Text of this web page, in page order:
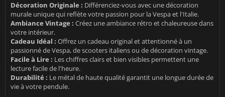
Décoration Originale : Différenciez-vous avec une décoration
murale unique qui reflète votre passion pour la Vespa et l'Italie.
Ambiance Vintage : Créez une ambiance rétro et chaleureuse dans
votre intérieur.
Cadeau Idéal : Offrez un cadeau original et attentionné à un
passionné de Vespa, de scooters italiens ou de décoration vintage.
Facile à Lire : Les chiffres clairs et bien visibles permettent une
lecture facile de l'heure.
Durabilité : Le métal de haute qualité garantit une longue durée de
vie à votre pendule.